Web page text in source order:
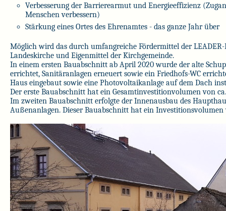
Verbesserung der Barrierearmut und Energieeffizienz
Menschen verbessern)
Stärkung eines Ortes des Ehrenamtes - das ganze Jahr über
Möglich wird das durch umfangreiche Fördermittel der LEADER-
Landeskirche und Eigenmittel der Kirchgemeinde.
In einem ersten Bauabschnitt ab April 2020 wurde der alte
errichtet, Sanitäranlagen erneuert sowie ein Friedhofs-WC
Haus eingebaut sowie eine Photovoltaikanlage auf dem Dach
Der erste Bauabschnitt hat ein Gesamtinvestitionvolumen von
Im zweiten Bauabschnitt erfolgte der Innenausbau des
Außenanlagen. Dieser Bauabschnitt hat ein Investitionsvolumen